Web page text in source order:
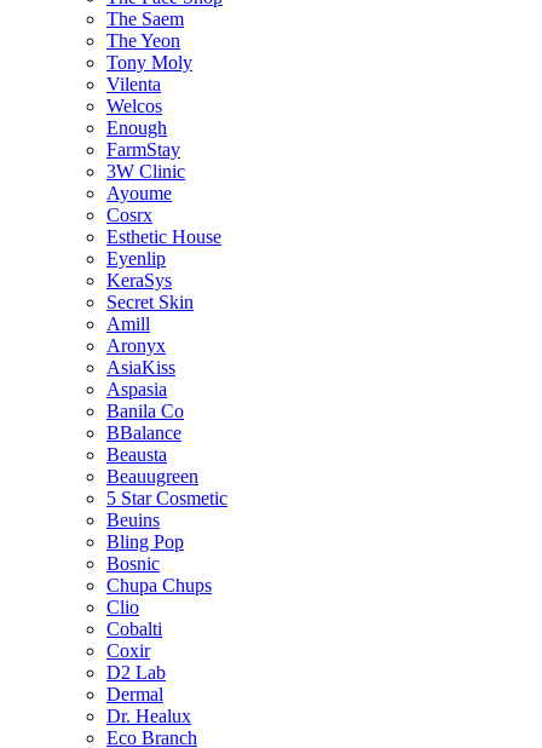
The Saem
The Yeon
Tony Moly
Vilenta
Welcos
Enough
FarmStay
3W Clinic
Ayoume
Cosrx
Esthetic House
Eyenlip
KeraSys
Secret Skin
Amill
Aronyx
AsiaKiss
Aspasia
Banila Co
BBalance
Beausta
Beauugreen
5 Star Cosmetic
Beuins
Bling Pop
Bosnic
Chupa Chups
Clio
Cobalti
Coxir
D2 Lab
Dermal
Dr. Healux
Eco Branch